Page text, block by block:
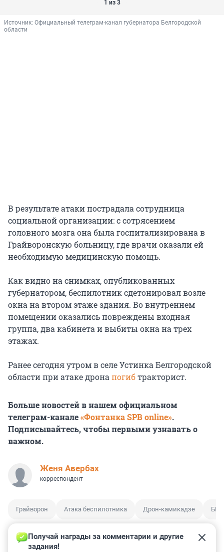
1 из 3
Источник: Официальный телеграм-канал губернатора Белгородской
области
В результате атаки пострадала сотрудница
социальной организации: с сотрясением
головного мозга она была госпитализирована в
Грайворонскую больницу, где врачи оказали ей
необходимую медицинскую помощь.
Как видно на снимках, опубликованных
губернатором, беспилотник сдетонировал возле
окна на втором этаже здания. Во внутреннем
помещении оказались повреждены входная
группа, два кабинета и выбиты окна на трех
этажах.
Ранее сегодня утром в селе Устинка Белгородской
области при атаке дрона погибтракторист.
Больше новостей в нашем официальном
телеграм-канале«Фонтанка SPB online».
Подписывайтесь, чтобы первыми узнавать о
важном.
Женя Авербах
корреспондент
Грайворон Атака беспилотника Дрон-камикадзе
Получай награды за комментарии и другие
задания!